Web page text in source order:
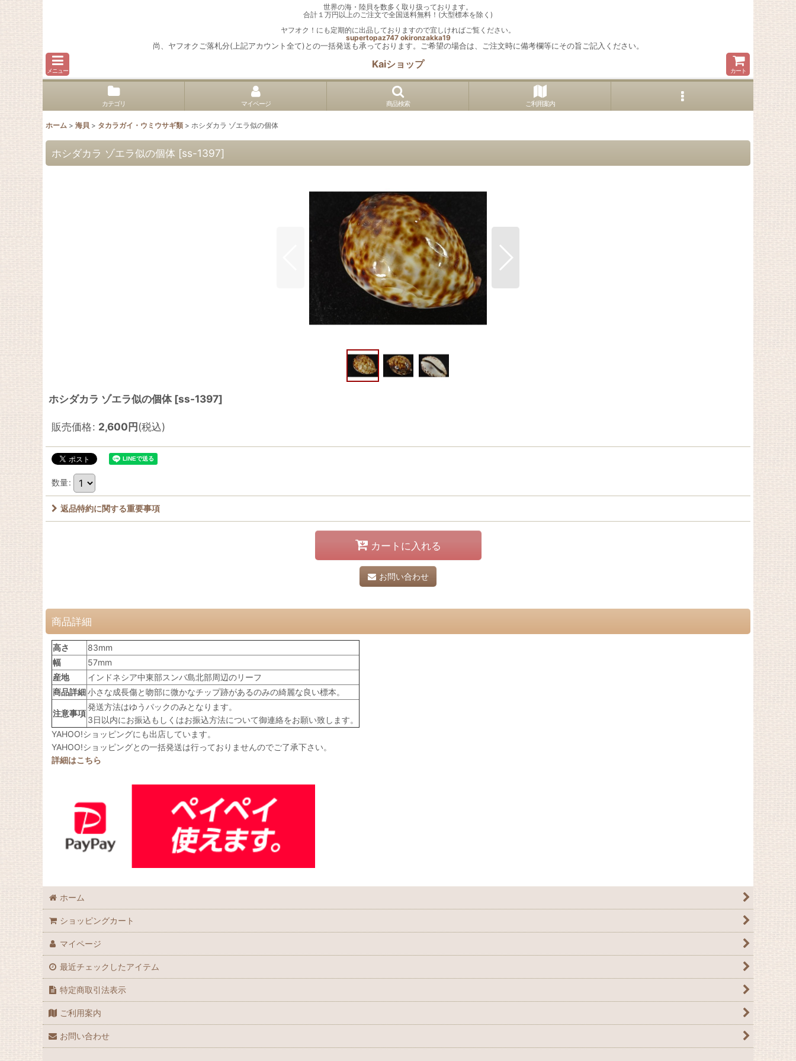
世界の海・陸貝を数多く取り扱っております。
合計１万円以上のご注文で全国送料無料！(大型標本を除く)
ヤフオク！にも定期的に出品しておりますので宜しければご覧ください。
supertopaz747 okironzakka19
尚、ヤフオクご落札分(上記アカウント全て)との一括発送も承っております。ご希望の場合は、ご注文時に備考欄等にその旨ご記入ください。
メニュー
Kaiショップ
カート
カテゴリ マイページ 商品検索 ご利用案内
ホーム > 海貝 > タカラガイ・ウミウサギ類 > ホシダカラ ゾエラ似の個体
ホシダカラ ゾエラ似の個体 [ss-1397]
ホシダカラ ゾエラ似の個体 [ss-1397]
販売価格: 2,600円(税込)
数量:
返品特約に関する重要事項
カートに入れる
お問い合わせ
商品詳細
高さ
83mm
幅
57mm
産地
インドネシア中東部スンバ島北部周辺のリーフ
商品詳細小さな成長傷と吻部に微かなチップ跡があるのみの綺麗な良い標本。
注意事項
発送方法はゆうパックのみとなります。
3日以内にお振込もしくはお振込方法について御連絡をお願い致します。
YAHOO!ショッピングにも出店しています。
YAHOO!ショッピングとの一括発送は行っておりませんのでご了承下さい。
詳細はこちら
ホーム
ショッピングカート
マイページ
最近チェックしたアイテム
特定商取引法表示
ご利用案内
お問い合わせ